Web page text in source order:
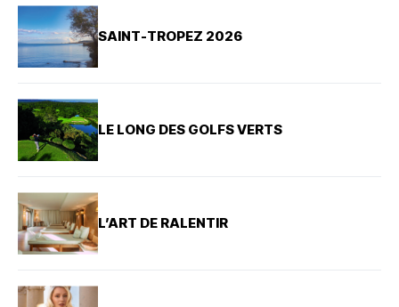
SAINT-TROPEZ 2026
LE LONG DES GOLFS VERTS
L’ART DE RALENTIR